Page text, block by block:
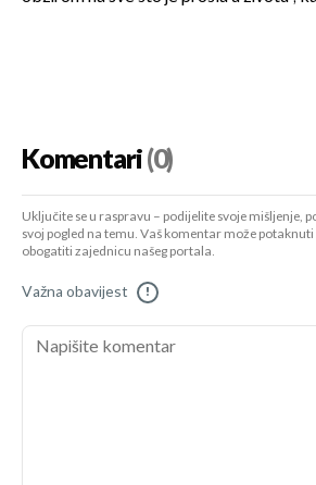
Komentari(0)
Uključite se u raspravu – podijelite svoje mišljenje,
svoj pogled na temu. Vaš komentar može
obogatiti zajednicu našeg portala.
Važna obavijest !